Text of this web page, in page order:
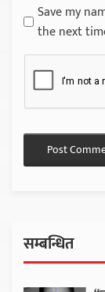
Save my
the next
सम्बन्धित